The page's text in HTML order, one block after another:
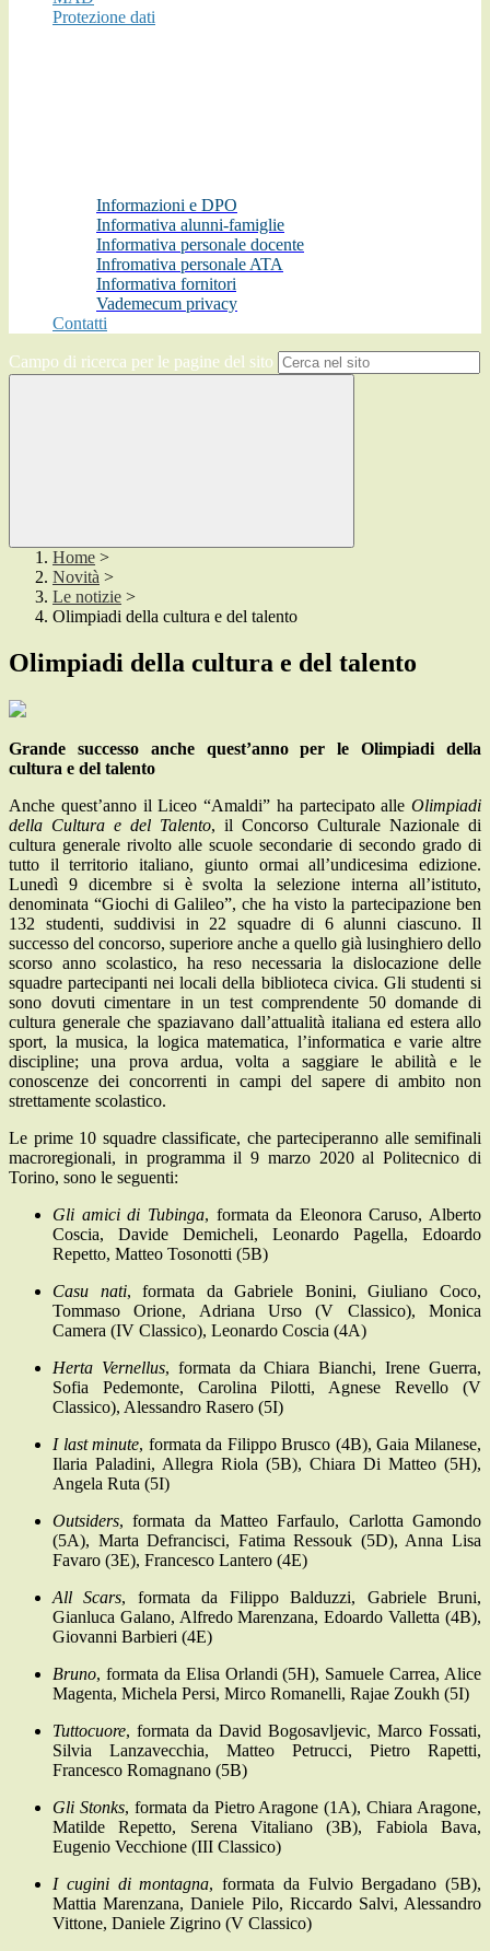
Protezione dati
Informazioni e DPO
Informativa alunni-famiglie
Informativa personale docente
Infromativa personale ATA
Informativa fornitori
Vademecum privacy
Contatti
Campo di ricerca per le pagine del sito
Home >
Novità >
Le notizie >
Olimpiadi della cultura e del talento
Olimpiadi della cultura e del talento
Grande successo anche quest’anno per le Olimpiadi della
cultura e del talento
Anche quest’anno il Liceo “Amaldi” ha partecipato alle Olimpiadi
della Cultura e del Talento, il Concorso Culturale Nazionale di
cultura generale rivolto alle scuole secondarie di secondo grado di
tutto il territorio italiano, giunto ormai all’undicesima edizione.
Lunedì 9 dicembre si è svolta la selezione interna all’istituto,
denominata “Giochi di Galileo”, che ha visto la partecipazione ben
132 studenti, suddivisi in 22 squadre di 6 alunni ciascuno. Il
successo del concorso, superiore anche a quello già lusinghiero dello
scorso anno scolastico, ha reso necessaria la dislocazione delle
squadre partecipanti nei locali della biblioteca civica. Gli studenti si
sono dovuti cimentare in un test comprendente 50 domande di
cultura generale che spaziavano dall’attualità italiana ed estera allo
sport, la musica, la logica matematica, l’informatica e varie altre
discipline; una prova ardua, volta a saggiare le abilità e le
conoscenze dei concorrenti in campi del sapere di ambito non
strettamente scolastico.
Le prime 10 squadre classificate, che parteciperanno alle semifinali
macroregionali, in programma il 9 marzo 2020 al Politecnico di
Torino, sono le seguenti:
Gli amici di Tubinga, formata da Eleonora Caruso, Alberto
Coscia, Davide Demicheli, Leonardo Pagella, Edoardo
Repetto, Matteo Tosonotti (5B)
Casu nati, formata da Gabriele Bonini, Giuliano Coco,
Tommaso Orione, Adriana Urso (V Classico), Monica
Camera (IV Classico), Leonardo Coscia (4A)
Herta Vernellus, formata da Chiara Bianchi, Irene Guerra,
Sofia Pedemonte, Carolina Pilotti, Agnese Revello (V
Classico), Alessandro Rasero (5I)
I last minute, formata da Filippo Brusco (4B), Gaia Milanese,
Ilaria Paladini, Allegra Riola (5B), Chiara Di Matteo (5H),
Angela Ruta (5I)
Outsiders, formata da Matteo Farfaulo, Carlotta Gamondo
(5A), Marta Defrancisci, Fatima Ressouk (5D), Anna Lisa
Favaro (3E), Francesco Lantero (4E)
All Scars, formata da Filippo Balduzzi, Gabriele Bruni,
Gianluca Galano, Alfredo Marenzana, Edoardo Valletta (4B),
Giovanni Barbieri (4E)
Bruno, formata da Elisa Orlandi (5H), Samuele Carrea, Alice
Magenta, Michela Persi, Mirco Romanelli, Rajae Zoukh (5I)
Tuttocuore, formata da David Bogosavljevic, Marco Fossati,
Silvia Lanzavecchia, Matteo Petrucci, Pietro Rapetti,
Francesco Romagnano (5B)
Gli Stonks, formata da Pietro Aragone (1A), Chiara Aragone,
Matilde Repetto, Serena Vitaliano (3B), Fabiola Bava,
Eugenio Vecchione (III Classico)
I cugini di montagna, formata da Fulvio Bergadano (5B),
Mattia Marenzana, Daniele Pilo, Riccardo Salvi, Alessandro
Vittone, Daniele Zigrino (V Classico)